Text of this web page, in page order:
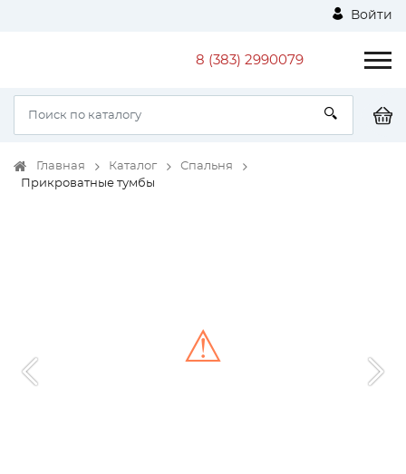
Войти
8 (383) 2990079
Главная Каталог
Спальня
Прикроватные тумбы
⚠